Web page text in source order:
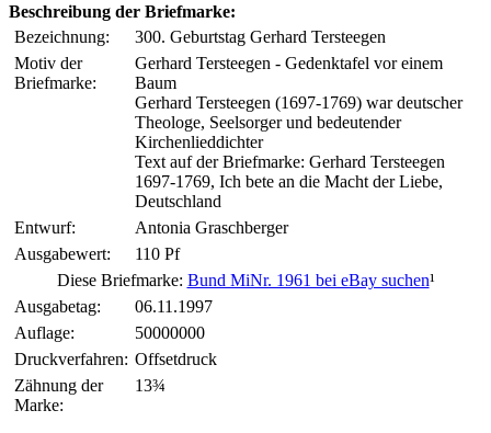
Beschreibung der Briefmarke:
Bezeichnung:
300. Geburtstag Gerhard Tersteegen
Motiv der
Briefmarke:
Gerhard Tersteegen - Gedenktafel vor einem
Baum
Gerhard Tersteegen (1697-1769) war deutscher
Theologe, Seelsorger und bedeutender
Kirchenlieddichter
Text auf der Briefmarke: Gerhard Tersteegen
1697-1769, Ich bete an die Macht der Liebe,
Deutschland
Entwurf:
Antonia Graschberger
Ausgabewert:
110 Pf
Diese Briefmarke: Bund MiNr. 1961 bei eBay suchen¹
Ausgabetag:
06.11.1997
Auflage:
50000000
Druckverfahren: Offsetdruck
Zähnung der
Marke:
13¾